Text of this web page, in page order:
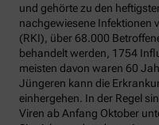
und gehörte zu den
nachgewiesene Infektionen
(RKI), über 68.000
behandelt werden, 1754
meisten davon waren 60
Jüngeren kann die
einhergehen. In der Regel
Viren ab Anfang Oktober